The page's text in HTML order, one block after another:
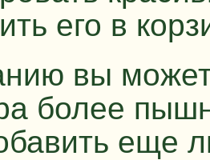
его в
вы
более
еще